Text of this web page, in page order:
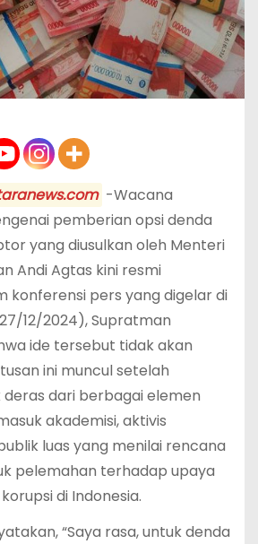
-Wacana
pemberian opsi denda
yang diusulkan oleh Menteri
Andi Agtas kini resmi
konferensi pers yang digelar di
12/2024), Supratman
ide tersebut tidak akan
ini muncul setelah
dari berbagai elemen
akademisi, aktivis
luas yang menilai rencana
pelemahan terhadap upaya
di Indonesia.
“Saya rasa, untuk denda